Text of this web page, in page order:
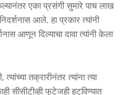
एका प्रसंगी सुमारे पाच लाख
आले. हा प्रकार त्यांनी
आणून दिल्याचा दावा त्यांनी केला
तक्रारीनंतर त्यांना त्या
सीसीटीव्ही फुटेजही हटविण्यात